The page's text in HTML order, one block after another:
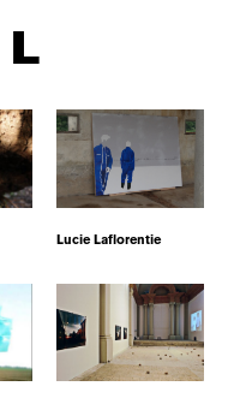
L
Lucie Laflorentie